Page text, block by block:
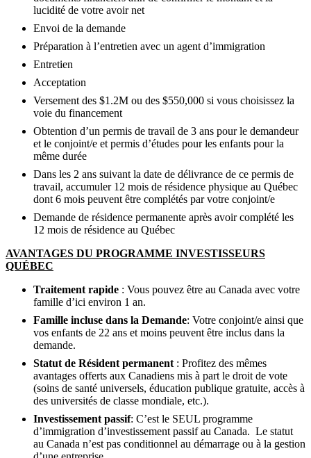
lucidité de votre avoir net
Envoi de la demande
Préparation à l’entretien avec un agent d’immigration
Entretien
Acceptation
Versement des $1.2M ou des $550,000 si vous choisissez la
voie du financement
Obtention d’un permis de travail de 3 ans pour le demandeur
et le conjoint/e et permis d’études pour les enfants pour la
même durée
Dans les 2 ans suivant la date de délivrance de ce permis de
travail, accumuler 12 mois de résidence physique au Québec
dont 6 mois peuvent être complétés par votre conjoint/e
Demande de résidence permanente après avoir complété les
12 mois de résidence au Québec
AVANTAGES DU PROGRAMME INVESTISSEURS
QUÉBEC
Traitement rapide : Vous pouvez être au Canada avec votre
famille d’ici environ 1 an.
Famille incluse dans la Demande: Votre conjoint/e ainsi que
vos enfants de 22 ans et moins peuvent être inclus dans la
demande.
Statut de Résident permanent : Profitez des mêmes
avantages offerts aux Canadiens mis à part le droit de vote
(soins de santé universels, éducation publique gratuite, accès à
des universités de classe mondiale, etc.).
Investissement passif: C’est le SEUL programme
d’immigration d’investissement passif au Canada. Le statut
au Canada n’est pas conditionnel au démarrage ou à la gestion